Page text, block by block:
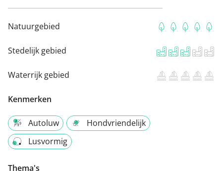
Natuurgebied
Stedelijk gebied
Waterrijk gebied
Kenmerken
Autoluw
Hondvriendelijk
Lusvormig
Thema's